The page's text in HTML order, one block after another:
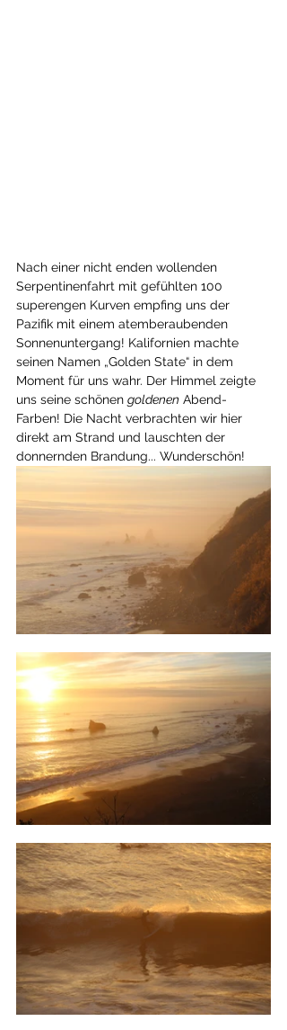
Nach einer nicht enden wollenden
Serpentinenfahrt mit gefühlten 100
superengen Kurven empfing uns der
Pazifik mit einem atemberaubenden
Sonnenuntergang! Kalifornien machte
seinen Namen „Golden State“ in dem
Moment für uns wahr. Der Himmel zeigte
uns seine schönen goldenen Abend-
Farben! Die Nacht verbrachten wir hier
direkt am Strand und lauschten der
donnernden Brandung... Wunderschön!